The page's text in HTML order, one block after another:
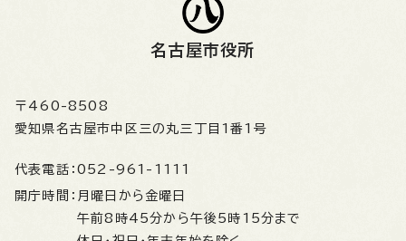
名古屋市役所
〒460-8508
愛知県名古屋市中区三の丸三丁目1番1号
代表電話： 052-961-1111
開庁時間： 月曜日から金曜日
午前8時45分から午後5時15分まで